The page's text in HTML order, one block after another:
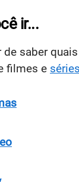
ir...
saber
filmes e séries